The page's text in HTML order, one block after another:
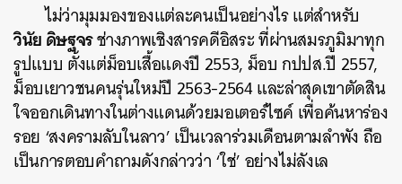
ไม่ว่ามุมมองของแต่ละคนเป็นอย่างไร แต่สำหรับ
วินัย ดิษฐจรช่างภาพเชิงสารคดีอิสระ ที่ผ่านสมรภูมิมาทุก
รูปแบบ ตั้งแต่ม็อบเสื้อแดงปี 2553, ม็อบ กปปส.ปี 2557,
ม็อบเยาวชนคนรุ่นใหม่ปี 2563-2564 และล่าสุดเขาตัดสิน
ใจออกเดินทางในต่างแดนด้วยมอเตอร์ไซค์ เพื่อค้นหาร่อง
รอย ‘สงครามลับในลาว’ เป็นเวลาร่วมเดือนตามลำพัง ถือ
เป็นการตอบคำถามดังกล่าวว่า ‘ใช่’ อย่างไม่ลังเล